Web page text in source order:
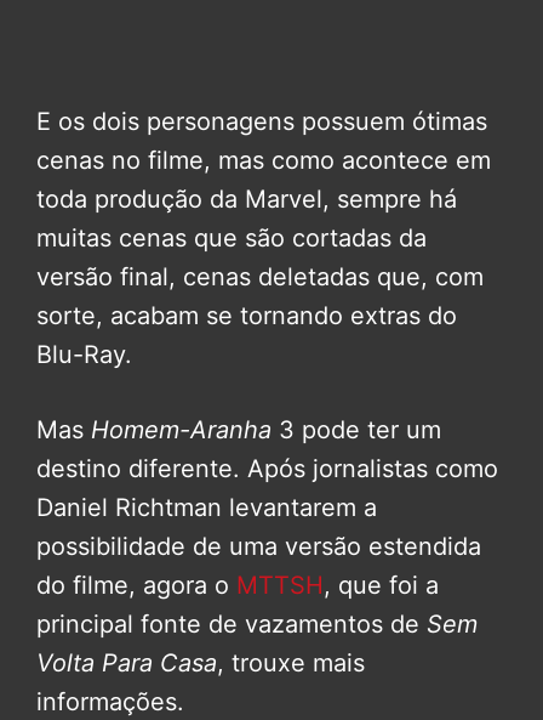
E os dois personagens possuem ótimas
cenas no filme, mas como acontece em
toda produção da Marvel, sempre há
muitas cenas que são cortadas da
versão final, cenas deletadas que, com
sorte, acabam se tornando extras do
Blu-Ray.
Mas Homem-Aranha 3 pode ter um
destino diferente. Após jornalistas como
Daniel Richtman levantarem a
possibilidade de uma versão estendida
do filme, agora o MTTSH, que foi a
principal fonte de vazamentos de Sem
Volta Para Casa, trouxe mais
informações.